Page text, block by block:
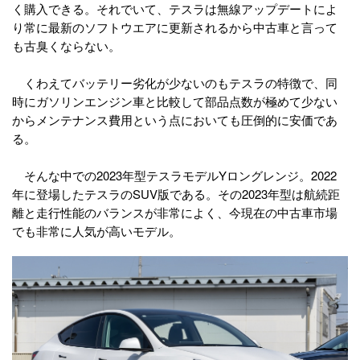
く購入できる。それでいて、テスラは無線アップデートによ
り常に最新のソフトウエアに更新されるから中古車と言って
も古臭くならない。
くわえてバッテリー劣化が少ないのもテスラの特徴で、同
時にガソリンエンジン車と比較して部品点数が極めて少ない
からメンテナンス費用という点においても圧倒的に安価であ
る。
そんな中での2023年型テスラモデルYロングレンジ。2022
年に登場したテスラのSUV版である。その2023年型は航続距
離と走行性能のバランスが非常によく、今現在の中古車市場
でも非常に人気が高いモデル。